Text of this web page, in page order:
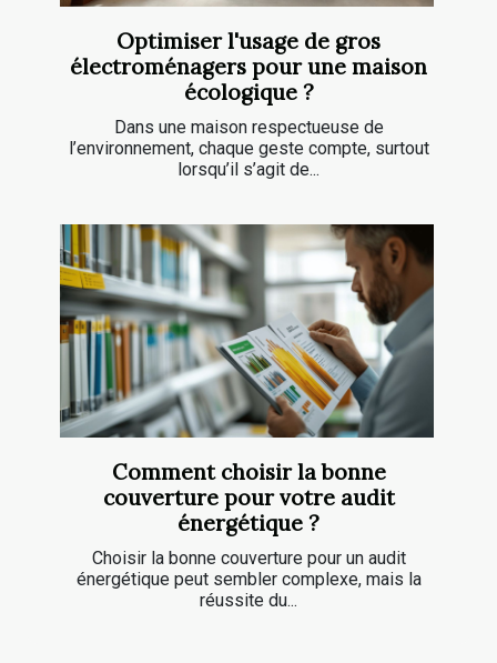
Optimiser l'usage de gros
électroménagers pour une maison
écologique ?
Dans une maison respectueuse de
l’environnement, chaque geste compte, surtout
lorsqu’il s’agit de...
Comment choisir la bonne
couverture pour votre audit
énergétique ?
Choisir la bonne couverture pour un audit
énergétique peut sembler complexe, mais la
réussite du...